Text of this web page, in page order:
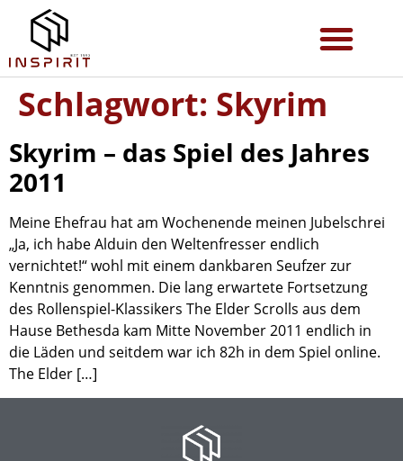
Schlagwort: Skyrim
Skyrim – das Spiel des Jahres
2011
Meine Ehefrau hat am Wochenende meinen Jubelschrei
„Ja, ich habe Alduin den Weltenfresser endlich
vernichtet!“ wohl mit einem dankbaren Seufzer zur
Kenntnis genommen. Die lang erwartete Fortsetzung
des Rollenspiel-Klassikers The Elder Scrolls aus dem
Hause Bethesda kam Mitte November 2011 endlich in
die Läden und seitdem war ich 82h in dem Spiel online.
The Elder […]